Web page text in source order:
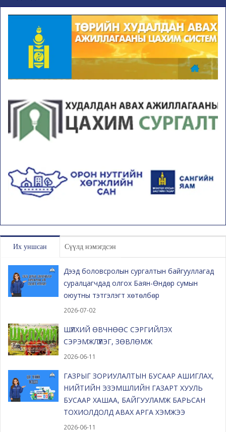
Их уншсан Сүүлд нэмэгдсэн
Дээд боловсролын сургалтын байгууллагад
суралцагчдад олгох Баян-Өндөр сумын
оюутны тэтгэлэгт хөтөлбөр
2026-07-02
ШҮЛХИЙ ӨВЧНӨӨС СЭРГИЙЛЭХ
СЭРЭМЖЛҮҮЛЭГ, ЗӨВЛӨМЖ
2026-06-11
ГАЗРЫГ ЗОРИУЛАЛТЫН БУСААР АШИГЛАХ,
НИЙТИЙН ЭЗЭМШЛИЙН ГАЗАРТ ХУУЛЬ
БУСААР ХАШАА, БАЙГУУЛАМЖ БАРЬСАН
ТОХИОЛДОЛД АВАХ АРГА ХЭМЖЭЭ
2026-06-11